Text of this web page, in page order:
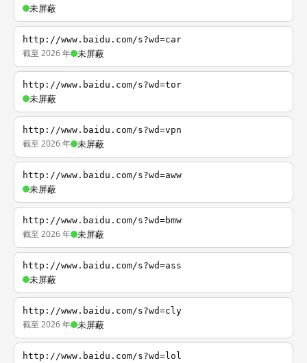
未屏蔽
http://www.baidu.com/s?wd=car
截至 2026 年 未屏蔽
http://www.baidu.com/s?wd=tor
未屏蔽
http://www.baidu.com/s?wd=vpn
截至 2026 年 未屏蔽
http://www.baidu.com/s?wd=aww
未屏蔽
http://www.baidu.com/s?wd=bmw
截至 2026 年 未屏蔽
http://www.baidu.com/s?wd=ass
未屏蔽
http://www.baidu.com/s?wd=cly
截至 2026 年 未屏蔽
http://www.baidu.com/s?wd=lol